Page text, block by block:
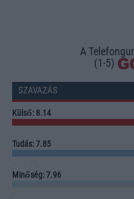
A
(1-5)
SZAVAZÁS
Külső: 8.14
Tudás: 7.85
Minőség: 7.96